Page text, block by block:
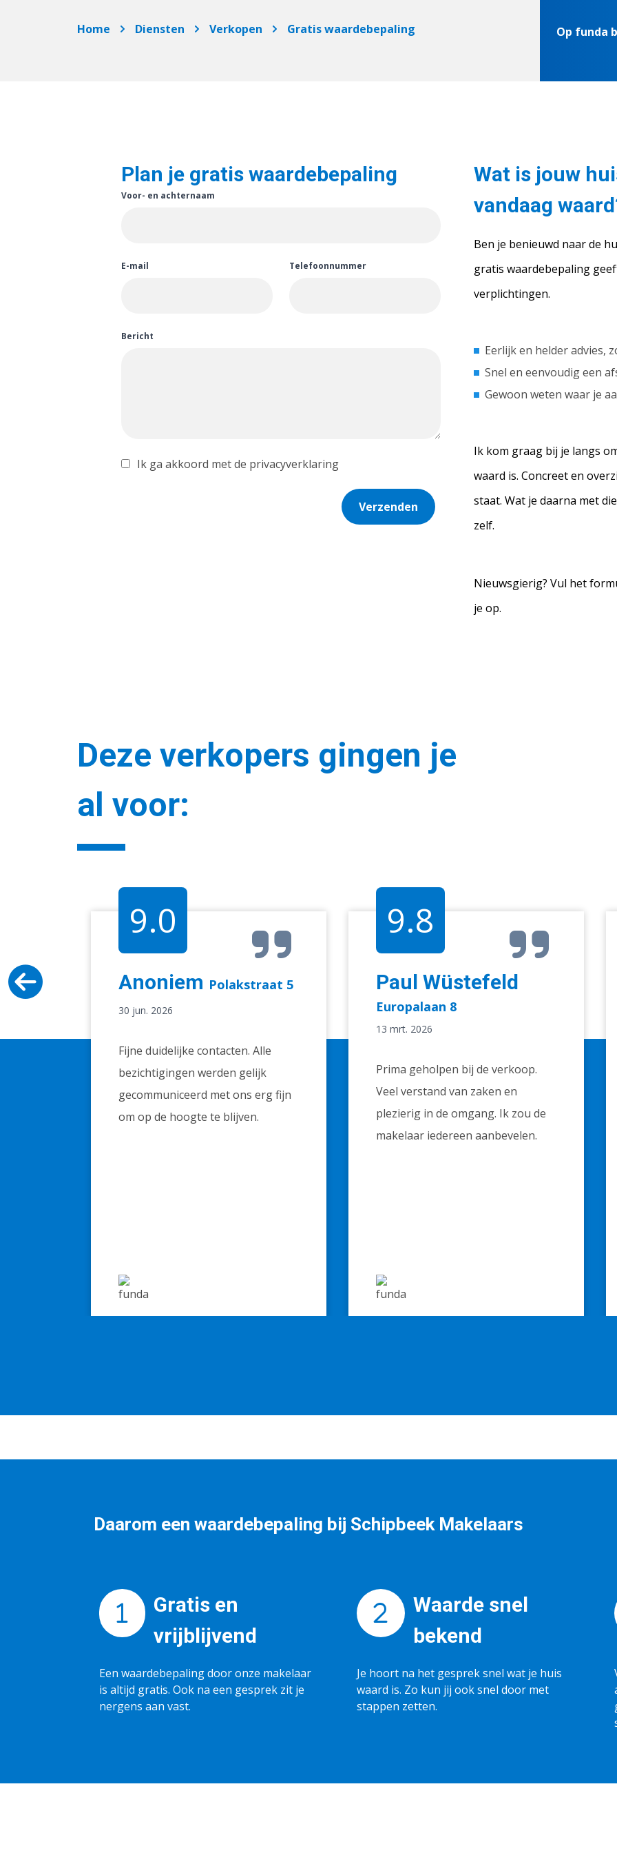
Home Diensten Verkopen Gratis waardebepaling Op funda
Plan je gratis waardebepaling
Voor- en achternaam
E-mail Telefoonnummer
Bericht
Ik ga akkoord met de privacyverklaring
Verzenden
Wat is jouw
vandaag
Ben je benieuwd naar de
gratis waardebepaling
verplichtingen.
Eerlijk en helder advies,
Snel en eenvoudig een
Gewoon weten waar je
Ik kom graag bij je langs
waard is. Concreet en
staat. Wat je daarna met
zelf.
Nieuwsgierig? Vul het
je op.
Deze verkopers gingen je
al voor:
9.0
Anoniem Polakstraat 5
30 jun. 2026
Fijne duidelijke contacten. Alle
bezichtigingen werden gelijk
gecommuniceerd met ons erg fijn
om op de hoogte te blijven.
9.8
Paul Wüstefeld
Europalaan 8
13 mrt. 2026
Prima geholpen bij de verkoop.
Veel verstand van zaken en
plezierig in de omgang. Ik zou de
makelaar iedereen aanbevelen.
Daarom een waardebepaling bij Schipbeek Makelaars
Gratis en
vrijblijvend
Een waardebepaling door onze makelaar
is altijd gratis. Ook na een gesprek zit je
nergens aan vast.
Waarde snel
bekend
Je hoort na het gesprek snel wat je huis
waard is. Zo kun jij ook snel door met
stappen zetten.